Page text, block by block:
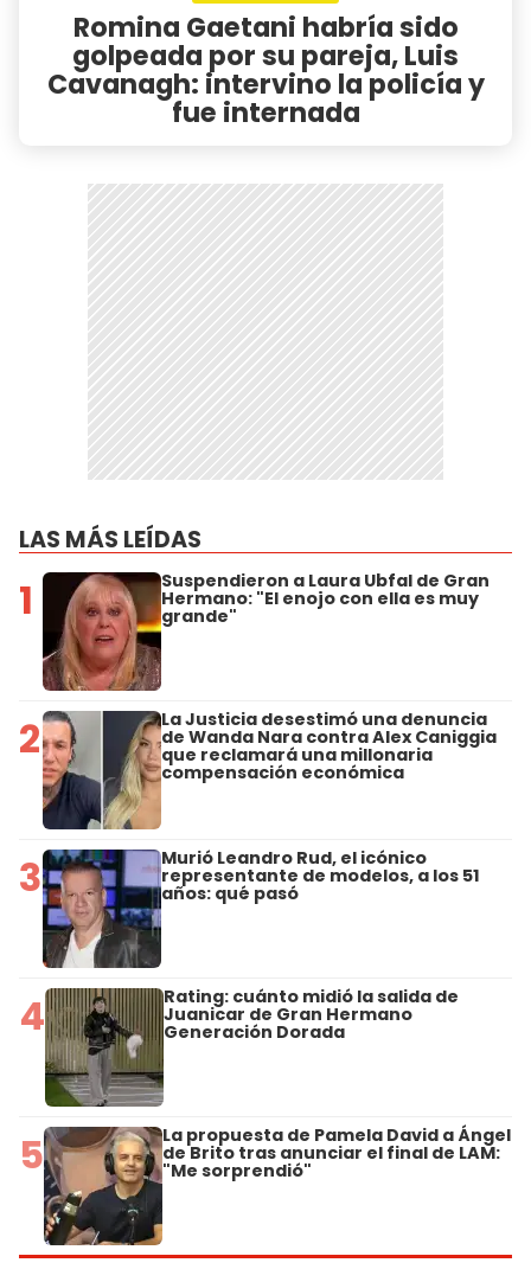
Romina Gaetani habría sido
golpeada por su pareja, Luis
Cavanagh: intervino la policía y
fue internada
LAS MÁS LEÍDAS
1 Suspendieron a Laura Ubfal de Gran
Hermano: "El enojo con ella es muy
grande"
2 La Justicia desestimó una denuncia
de Wanda Nara contra Alex Caniggia
que reclamará una millonaria
compensación económica
3 Murió Leandro Rud, el icónico
representante de modelos, a los 51
años: qué pasó
4 Rating: cuánto midió la salida de
Juanicar de Gran Hermano
Generación Dorada
5 La propuesta de Pamela David a Ángel
de Brito tras anunciar el final de LAM:
"Me sorprendió"